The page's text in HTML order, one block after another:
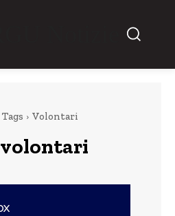
Tags Volontari
volontari